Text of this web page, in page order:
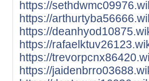
https://
https://
https://
https://
https://
https://